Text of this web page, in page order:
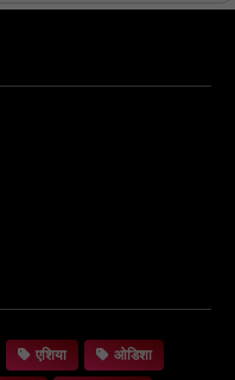
एशिया
ओडिशा